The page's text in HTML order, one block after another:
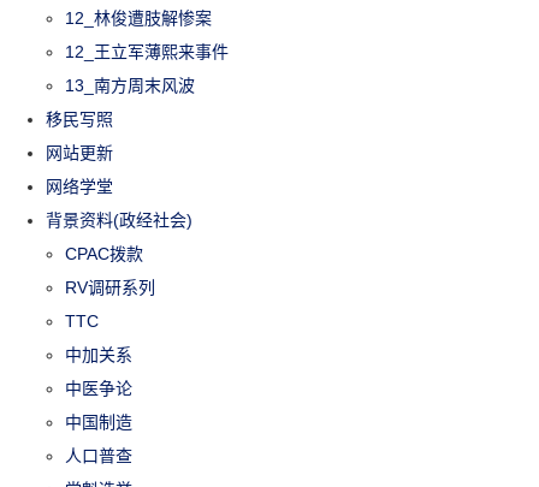
12_林俊遭肢解惨案
12_王立军薄熙来事件
13_南方周末风波
移民写照
网站更新
网络学堂
背景资料(政经社会)
CPAC拨款
RV调研系列
TTC
中加关系
中医争论
中国制造
人口普查